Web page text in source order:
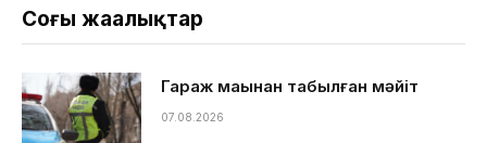
Соңғы жаңалықтар
Гараж маңынан табылған мәйіт
07.08.2026